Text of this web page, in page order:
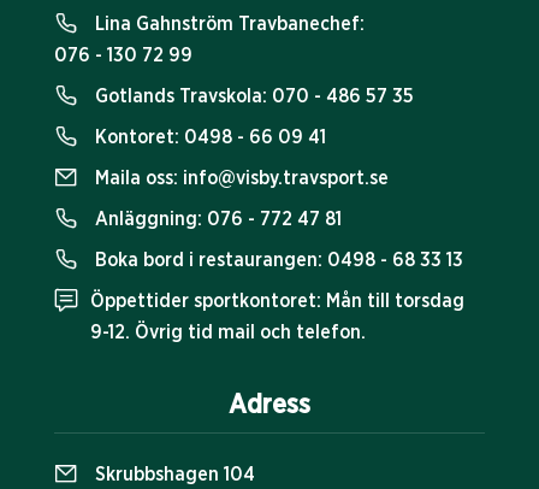
Lina Gahnström Travbanechef:
076 - 130 72 99
Gotlands Travskola: 070 - 486 57 35
Kontoret: 0498 - 66 09 41
Maila oss: info@visby.travsport.se
Anläggning: 076 - 772 47 81
Boka bord i restaurangen: 0498 - 68 33 13
Öppettider sportkontoret: Mån till torsdag
9-12. Övrig tid mail och telefon.
Adress
Skrubbshagen 104